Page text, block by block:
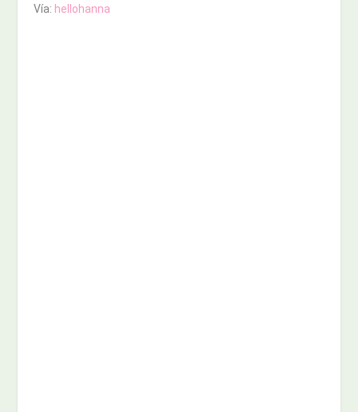
Vía: hellohanna